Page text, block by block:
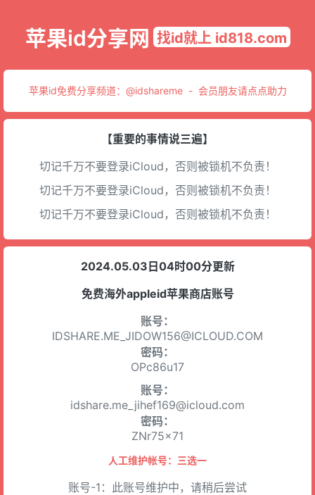
苹果id分享网 找id就上 id818.com
苹果id免费分享频道： @idshareme- 会员朋友请点点助力
【重要的事情说三遍】
切记千万不要登录iCloud，否则被锁机不负责！
切记千万不要登录iCloud，否则被锁机不负责！
切记千万不要登录iCloud，否则被锁机不负责！
2024.05.03日04时00分更新
免费海外appleid苹果商店账号
账号：
IDSHARE.ME_JIDOW156@ICLOUD.COM
密码：
OPc86u17
账号：
idshare.me_jihef169@icloud.com
密码：
ZNr75x71
人工维护帐号：三选一
账号-1：此账号维护中，请稍后尝试